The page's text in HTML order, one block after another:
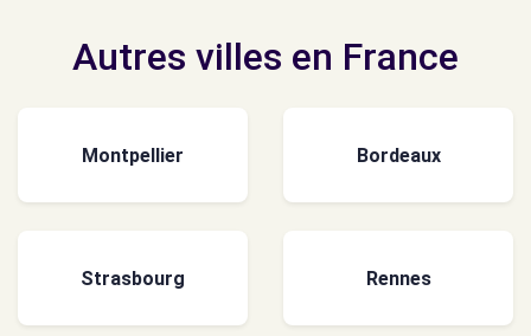
Autres villes en France
Montpellier Bordeaux
Strasbourg Rennes